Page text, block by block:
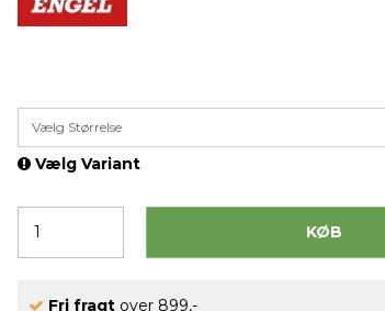
Vælg Størrelse
Vælg Variant
KØB
Fri fragt over 899,-